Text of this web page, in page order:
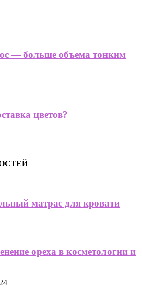
— больше объема тонким
цветов?
матрас для кровати
ореха в косметологии и